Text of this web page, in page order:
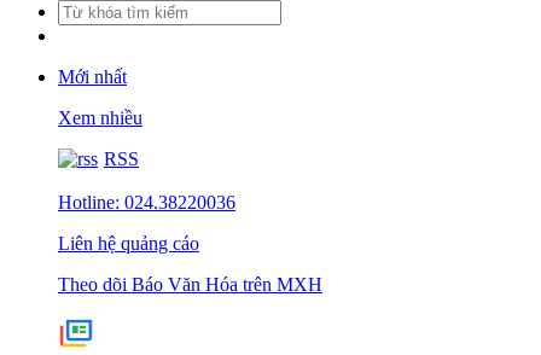
Mới nhất
Xem nhiều
RSS
Hotline: 024.38220036
Liên hệ quảng cáo
Theo dõi Báo Văn Hóa trên MXH